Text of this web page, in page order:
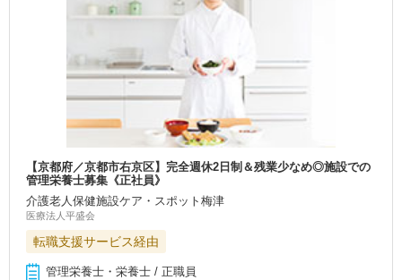
【京都府／京都市右京区】完全週休2日制＆残業少なめ◎施設での
管理栄養士募集《正社員》
介護老人保健施設ケア・スポット梅津
医療法人平盛会
転職支援サービス経由
管理栄養士・栄養士 / 正職員